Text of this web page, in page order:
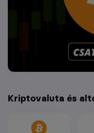
Kriptovaluta és